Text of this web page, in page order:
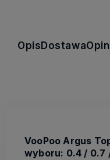
Opis Dostawa
VooPoo Argus
wyboru: 0.4 / 0.7